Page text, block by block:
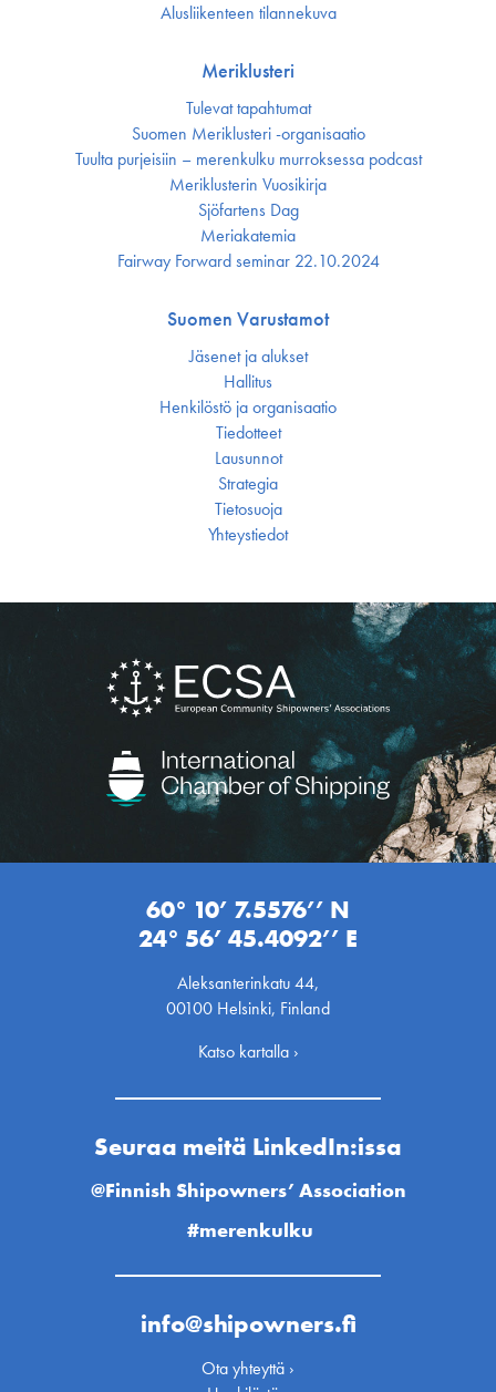
Alusliikenteen tilannekuva
Meriklusteri
Tulevat tapahtumat
Suomen Meriklusteri -organisaatio
Tuulta purjeisiin – merenkulku murroksessa podcast
Meriklusterin Vuosikirja
Sjöfartens Dag
Meriakatemia
Fairway Forward seminar 22.10.2024
Suomen Varustamot
Jäsenet ja alukset
Hallitus
Henkilöstö ja organisaatio
Tiedotteet
Lausunnot
Strategia
Tietosuoja
Yhteystiedot
60° 10’ 7.5576’’ N
24° 56’ 45.4092’’ E
Aleksanterinkatu 44,
00100 Helsinki, Finland
Katso kartalla ›
Seuraa meitä LinkedIn:issa
@Finnish Shipowners’ Association
#merenkulku
info@shipowners.fi
Ota yhteyttä ›